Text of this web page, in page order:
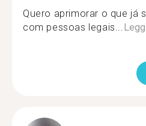
Quero aprimorar o que já
com pessoas legais...